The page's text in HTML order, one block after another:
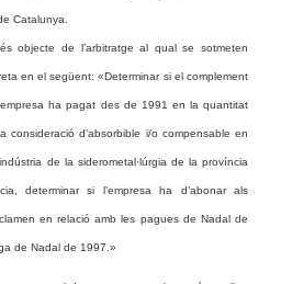
Catalunya.
objecte de l’arbitratge al qual se sotmeten
en el següent: «Determinar si el complement
ha pagat des de 1991 en la quantitat
d’absorbible i/o compensable en
de la siderometal·lúrgia de la província
determinar si l’empresa ha d’abonar als
en relació amb les pagues de Nadal de
de Nadal de 1997.»